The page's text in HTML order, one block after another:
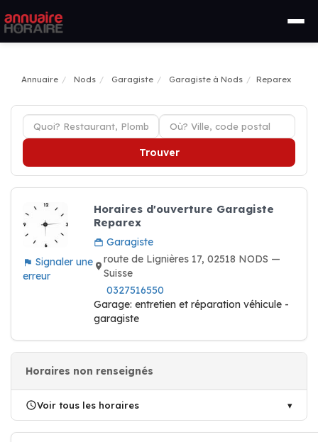
Annuaire Nods Garagiste Garagiste à Nods Reparex
Trouver
Signaler une
erreur
Horaires d'ouverture Garagiste
Reparex
Garagiste
route de Lignières 17, 02518 NODS —
Suisse
0327516550
Garage: entretien et réparation véhicule -
garagiste
Horaires non renseignés
Voir tous les horaires